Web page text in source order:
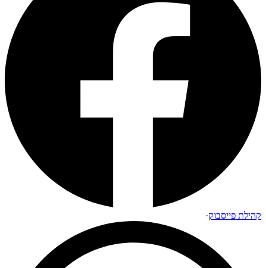
קהילת פייסבוק·